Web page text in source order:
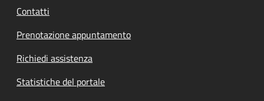
Contatti
Prenotazione appuntamento
Richiedi assistenza
Statistiche del portale